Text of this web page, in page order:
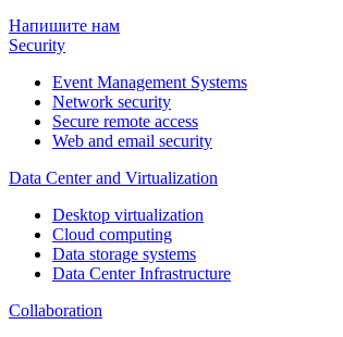
Напишите нам
Security
Event Management Systems
Network security
Secure remote access
Web and email security
Data Center and Virtualization
Desktop virtualization
Cloud computing
Data storage systems
Data Center Infrastructure
Collaboration